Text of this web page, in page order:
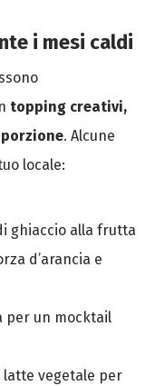
i mesi caldi
topping creativi,
. Alcune
locale:
ghiaccio alla frutta
d’arancia e
per un mocktail
latte vegetale per